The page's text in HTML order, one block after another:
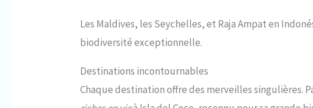
Les Maldives, les Seychelles, et Raja Ampat en
biodiversité exceptionnelle.
Destinations incontournables
Chaque destination offre des merveilles singulières.